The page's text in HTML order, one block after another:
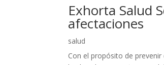
Exhorta Salud
afectaciones
salud
Con el propósito de